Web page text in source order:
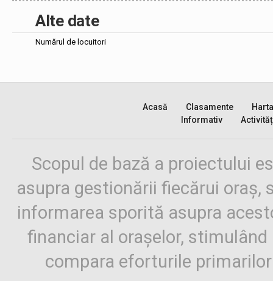
Alte date
Numărul de locuitori
Acasă Clasamente
Harta
Informativ
Scopul de bază a proiectului
asupra gestionării fiecărui oraș,
informarea sporită asupra
financiar al orașelor,
compara eforturile